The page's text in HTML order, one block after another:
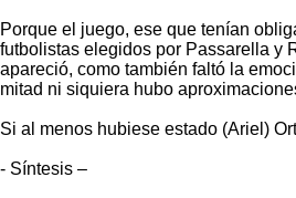
Porque el juego, ese que tenían
futbolistas elegidos por Passarella y
apareció, como también faltó la
mitad ni siquiera hubo
Si al menos hubiese estado (Ariel)
- Síntesis –